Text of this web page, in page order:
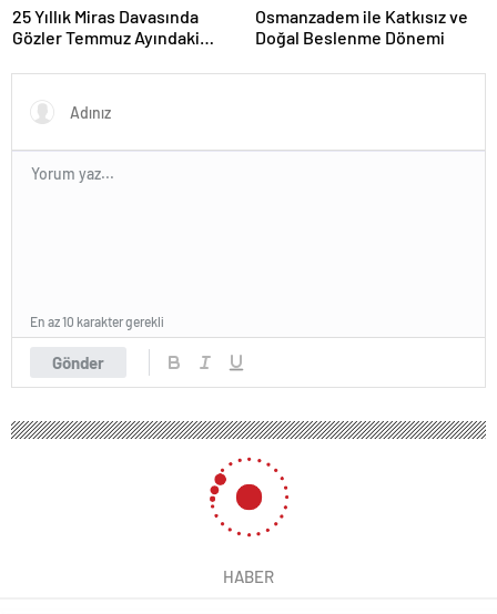
25 Yıllık Miras Davasında
Gözler Temmuz Ayındaki
Osmanzadem ile Katkısız ve
Doğal Beslenme Dönemi
Gönder
En az 10 karakter gerekli
HABER